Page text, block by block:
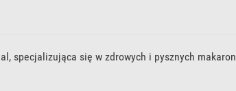
specjalizująca się w zdrowych i pysznych